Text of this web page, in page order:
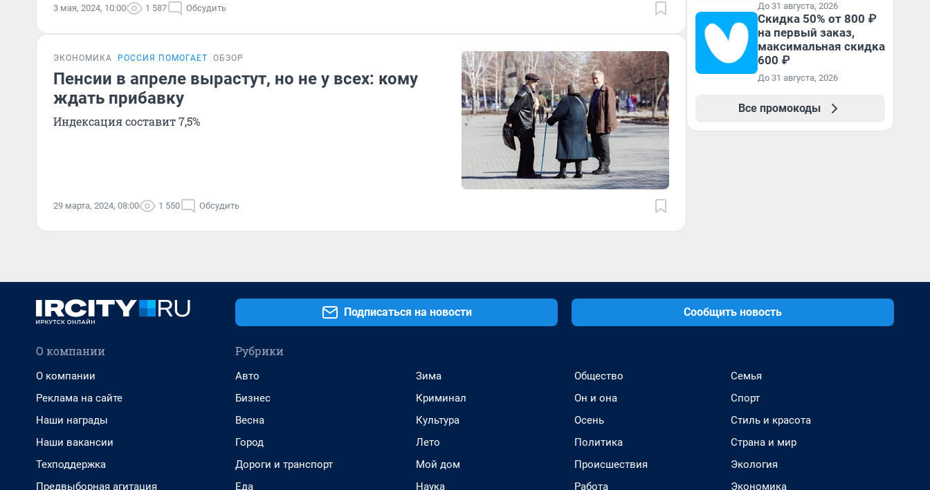
3 мая, 2024, 10:00 1 587 Обсудить
ЭКОНОМИКА РОССИЯ ПОМОГАЕТ ОБЗОР
Пенсии в апреле вырастут, но не у всех: кому
ждать прибавку
Индексация составит 7,5%
29 марта, 2024, 08:00 1 550 Обсудить
До 31 августа, 2026
Скидка 50% от 800 ₽
на первый заказ,
максимальная скидка
600 ₽
До 31 августа, 2026
Все промокоды
Подписаться на новости Сообщить новость
О компании
О компании
Реклама на сайте
Наши награды
Наши вакансии
Техподдержка
Предвыборная агитация
Рубрики
Авто
Бизнес
Весна
Город
Дороги и транспорт
Еда
Зима
Криминал
Культура
Лето
Мой дом
Наука
Общество
Он и она
Осень
Политика
Происшествия
Работа
Семья
Спорт
Стиль и красота
Страна и мир
Экология
Экономика